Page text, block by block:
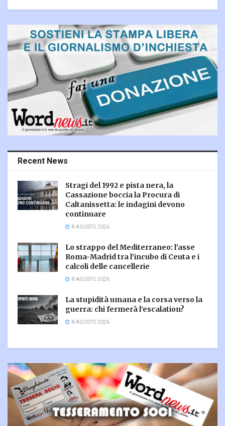
Recent News
Stragi del 1992 e pista nera, la
Cassazione boccia la Procura di
Caltanissetta: le indagini devono
continuare
8 AGOSTO 2026
Lo strappo del Mediterraneo: l’asse
Roma-Madrid tra l’incubo di Ceuta e i
calcoli delle cancellerie
8 AGOSTO 2026
La stupidità umana e la corsa verso la
guerra: chi fermerà l’escalation?
8 AGOSTO 2026